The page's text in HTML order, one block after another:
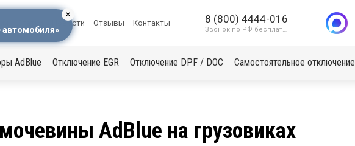
Новости Отзывы Контакты 8 (800) 4444-016
Звонок по РФ бесплатный
AdBlue Отключение EGR Отключение DPF / DOC Самостоятельное отключение
AdBlue на грузовиках
автомобиля»